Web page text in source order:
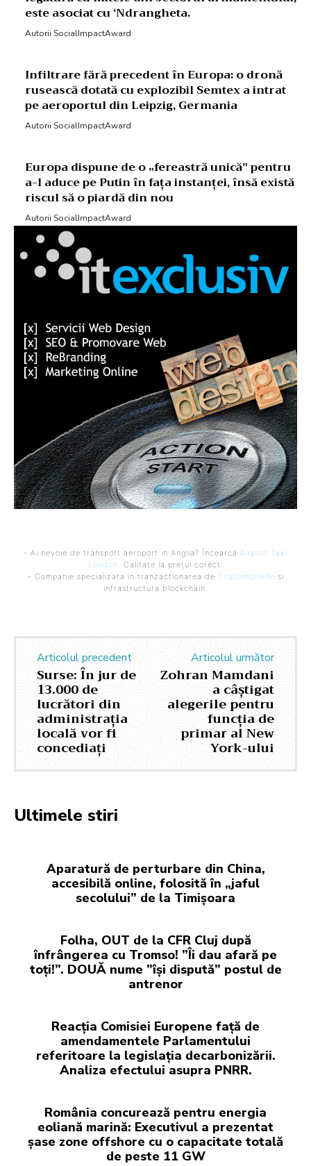
este asociat cu ‘Ndrangheta.
Autorii SocialImpactAward
Infiltrare fără precedent în Europa: o dronă
rusească dotată cu explozibil Semtex a intrat
pe aeroportul din Leipzig, Germania
Autorii SocialImpactAward
Europa dispune de o „fereastră unică” pentru
a-l aduce pe Putin în fața instanței, însă există
riscul să o piardă din nou
Autorii SocialImpactAward
- Ai nevoie de transport aeroport in Anglia? Încearcă Airport Taxi
London. Calitate la prețul corect.
- Companie specializata in tranzactionarea de Criptomonede si
infrastructura blockchain.
Articolul precedent
Surse: În jur de
13.000 de
lucrători din
administrația
locală vor fi
concediați
Articolul următor
Zohran Mamdani
a câștigat
alegerile pentru
funcția de
primar al New
York-ului
Ultimele stiri
Aparatură de perturbare din China,
accesibilă online, folosită în „jaful
secolului” de la Timișoara
Folha, OUT de la CFR Cluj după
înfrângerea cu Tromso! ”Îi dau afară pe
toți!”. DOUĂ nume ”își dispută” postul de
antrenor
Reacția Comisiei Europene față de
amendamentele Parlamentului
referitoare la legislația decarbonizării.
Analiza efectului asupra PNRR.
România concurează pentru energia
eoliană marină: Executivul a prezentat
șase zone offshore cu o capacitate totală
de peste 11 GW